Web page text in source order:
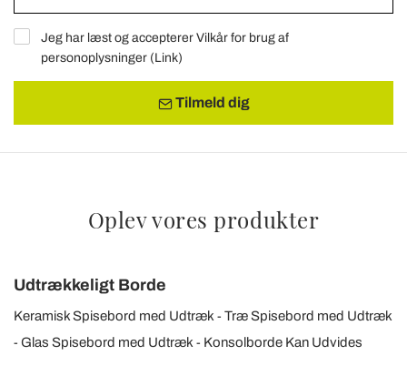
Jeg har læst og accepterer Vilkår for brug af
personoplysninger (Link)
Tilmeld dig
Oplev vores produkter
Udtrækkeligt Borde
Keramisk Spisebord med Udtræk
Træ Spisebord med Udtræk
Glas Spisebord med Udtræk
Konsolborde Kan Udvides